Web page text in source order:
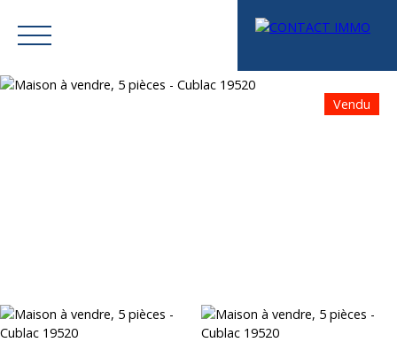
Mes favoris Espace vendeur Estimation
Vendu